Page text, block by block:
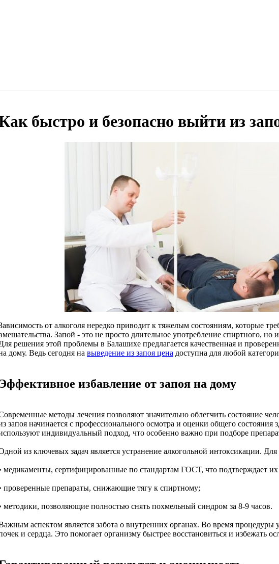
быстро и безопасно выйти из
от алкоголя нередко приводит к тяжелым состояниям, которые
Запой - это не просто длительное употребление спиртного, но
решения этой проблемы в Балашихе предлагается качественная и
дому. Ведь сегодня на выведение из запоя цена доступна для любой
избавление от запоя на дому
методы лечения позволяют значительно облегчить состояние
запоя начинается с профессионального осмотра и оценки общего состояния
индивидуальный подход, что особенно важно при подборе
из ключевых задач является устранение алкогольной интоксикации.
медикаменты, сертифицированные по стандартам ГОСТ, что подтверждает их
проверенные препараты, снижающие тягу к спиртному;
методики, позволяющие полностью снять похмельный синдром за 8-9 часов.
аспектом является забота о внутренних органах. Во время процедуры
и сердца. Это помогает организму быстрее восстановиться и избежать